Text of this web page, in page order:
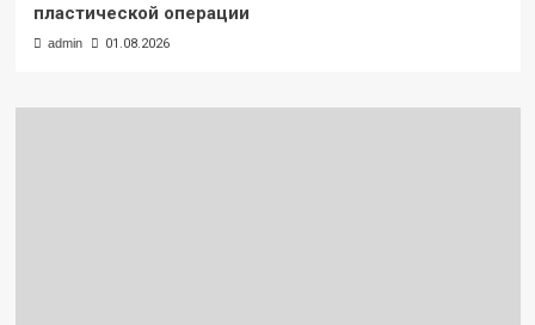
пластической операции
admin 01.08.2026